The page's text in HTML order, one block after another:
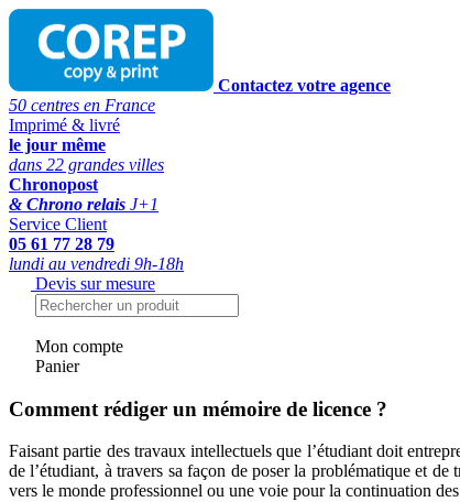
Contactez votre agence
50 centres en France
Imprimé & livré
le jour même
dans 22 grandes villes
Chronopost
& Chrono relais J+1
Service Client
05 61 77 28 79
lundi au vendredi 9h-18h
Devis sur mesure
Mon compte
Panier
Comment rédiger un mémoire de licence ?
Faisant partie des travaux intellectuels que l’étudiant doit
de l’étudiant, à travers sa façon de poser la problématique et
vers le monde professionnel ou une voie pour la continuation